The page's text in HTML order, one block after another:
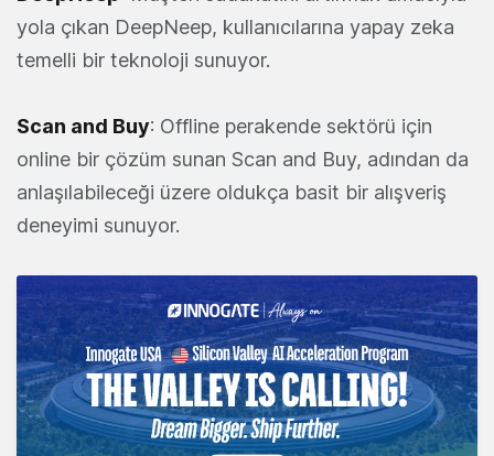
yola çıkan DeepNeep, kullanıcılarına yapay zeka
temelli bir teknoloji sunuyor.
Scan and Buy: Offline perakende sektörü için
online bir çözüm sunan Scan and Buy, adından da
anlaşılabileceği üzere oldukça basit bir alışveriş
deneyimi sunuyor.